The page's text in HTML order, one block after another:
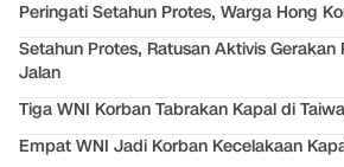
Peringati Setahun Protes, Warga Hong
Setahun Protes, Ratusan Aktivis Gerakan
Jalan
Tiga WNI Korban Tabrakan Kapal di
Empat WNI Jadi Korban Kecelakaan